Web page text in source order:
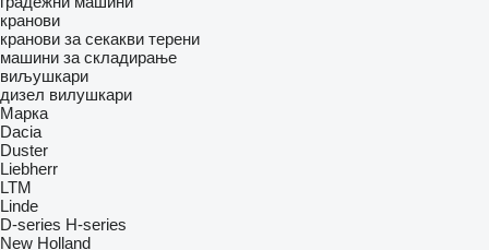
кранови
кранови за секакви терени
машини за складирање
виљушкари
дизел вилушкари
Марка
Dacia
Duster
Liebherr
LTM
Linde
D-series H-series
New Holland